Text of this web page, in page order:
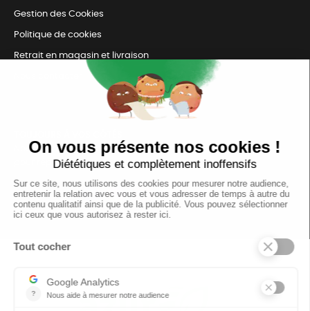
Gestion des Cookies
Politique de cookies
Retrait en magasin et livraison
Nous sommes connectés
pour répondre à tous vos besoins
SUIVEZ-NOUS